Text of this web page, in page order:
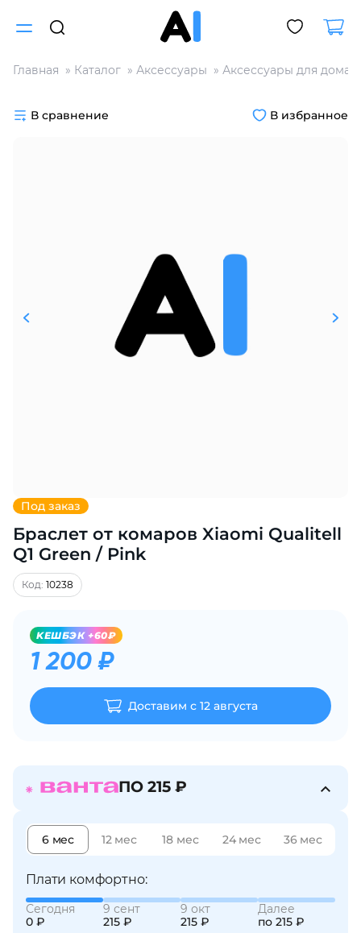
Главная Каталог Аксессуары Аксессуары для дома
Под заказ
Браслет от комаров Xiaomi Qualitell
Q1 Green / Pink
Код: 10238
KЕШБЭК +60₽
1 200 ₽
Доставим с 12 августа
В сравнение В избранное
ПО 215 ₽
6 мес 12 мес 18 мес 24 мес 36 мес
Плати комфортно:
Сегодня
0 ₽
9 сент
215 ₽
9 окт
215 ₽
Далее
по 215 ₽
Разбейте
25
Получайте товар
выбранный способом
списываться
по25%каждые 2 недели
Подробнее
недели
8 800 302-02-51